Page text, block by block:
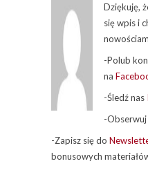
Dziękuję,
się wpis i
-Polub
na
-Śledź nas
-Obserwuj
-Zapisz się do
bonusowych